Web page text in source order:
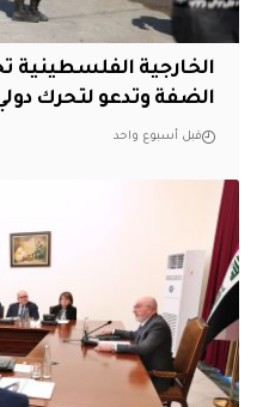
الخارجية الفلسطينية
الضفة وتدعو لتحرك
قبل أسبوع واحد